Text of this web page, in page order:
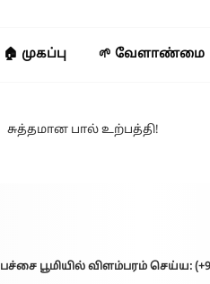
🏠 முகப்பு 🌱 வேளாண்மை
சுத்தமான பால் உற்பத்தி!
பச்சை பூமியில் விளம்பரம் செய்ய: